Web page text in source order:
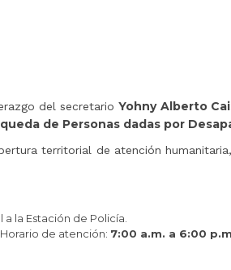
del secretarioYohny Alberto
de Personas dadas por
territorial de atención
a la Estación de Policía.
de atención: 7:00 a.m. a 6:00